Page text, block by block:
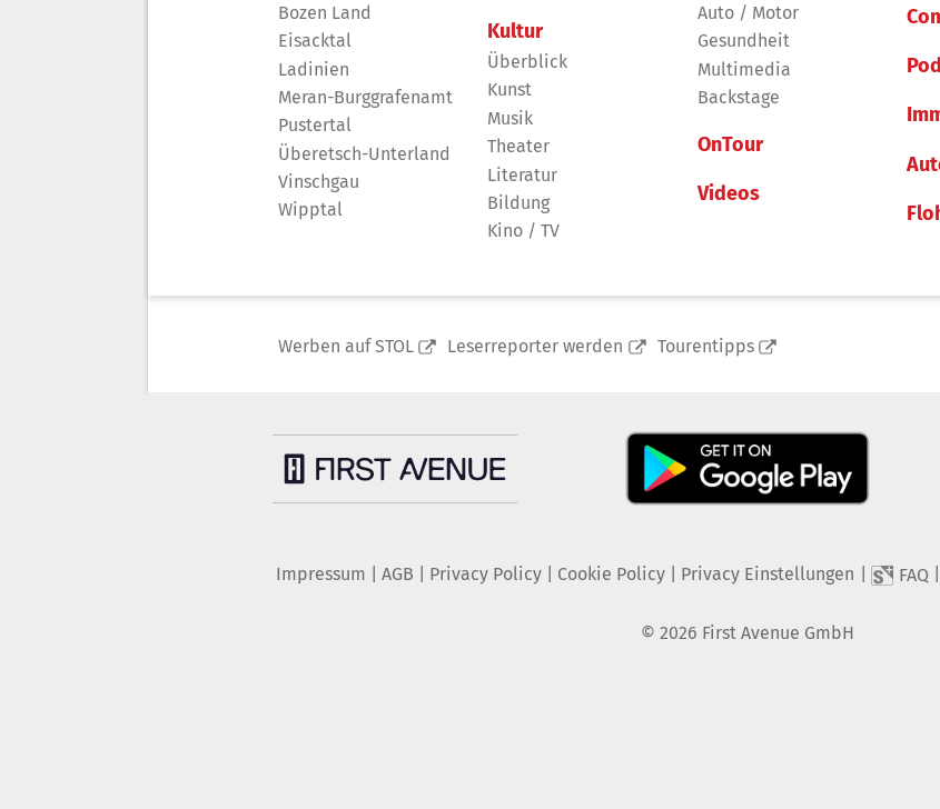
Bozen Land
Eisacktal
Ladinien
Meran-Burggrafenamt
Pustertal
Überetsch-Unterland
Vinschgau
Wipptal
Kultur
Überblick
Kunst
Musik
Theater
Literatur
Bildung
Kino / TV
Auto / Motor
Gesundheit
Multimedia
Backstage
OnTour
Videos
Werben auf STOL Leserreporter werden Tourentipps
Impressum AGB Privacy Policy| Cookie Policy| Privacy Einstellungen FAQ
© 2026 First Avenue GmbH